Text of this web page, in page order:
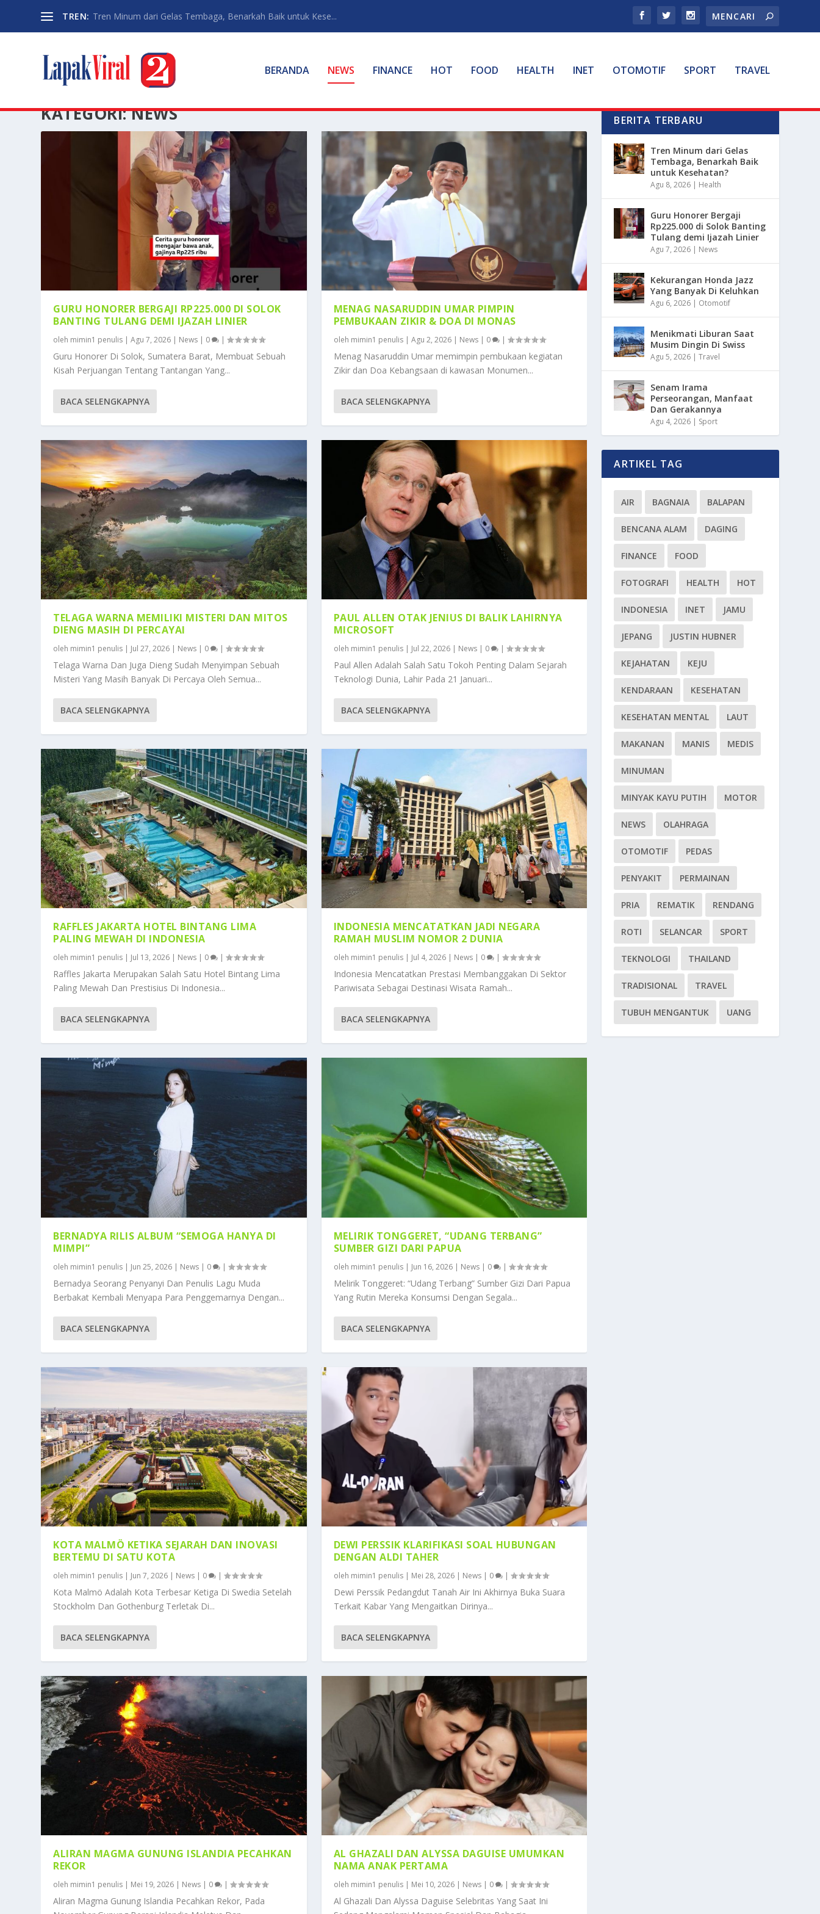
TREN: Tren Minum dari Gelas Tembaga, Benarkah Baik untuk Kese...
BERANDA NEWS FINANCE HOT FOOD HEALTH INET OTOMOTIF SPORT TRAVEL
KATEGORI:NEWS
GURU HONORER BERGAJI RP225.000 DI SOLOK
BANTING TULANG DEMI IJAZAH LINIER
oleh mimin1 penulis |Agu 7, 2026 | News | 0 |
Guru Honorer Di Solok, Sumatera Barat, Membuat Sebuah
Kisah Perjuangan Tentang Tantangan Yang...
BACA SELENGKAPNYA
TELAGA WARNA MEMILIKI MISTERI DAN MITOS
DIENG MASIH DI PERCAYAI
oleh mimin1 penulis | Jul 27, 2026 | News | 0 |
Telaga Warna Dan Juga Dieng Sudah Menyimpan Sebuah
Misteri Yang Masih Banyak Di Percaya Oleh Semua...
BACA SELENGKAPNYA
RAFFLES JAKARTA HOTEL BINTANG LIMA
PALING MEWAH DI INDONESIA
oleh mimin1 penulis | Jul 13, 2026 | News | 0 |
Raffles Jakarta Merupakan Salah Satu Hotel Bintang Lima
Paling Mewah Dan Prestisius Di Indonesia...
BACA SELENGKAPNYA
BERNADYA RILIS ALBUM “SEMOGA HANYA DI
MIMPI”
oleh mimin1 penulis | Jun 25, 2026 | News | 0 |
Bernadya Seorang Penyanyi Dan Penulis Lagu Muda
Berbakat Kembali Menyapa Para Penggemarnya Dengan...
BACA SELENGKAPNYA
KOTA MALMÖ KETIKA SEJARAH DAN INOVASI
BERTEMU DI SATU KOTA
oleh mimin1 penulis | Jun 7, 2026 | News | 0 |
Kota Malmö Adalah Kota Terbesar Ketiga Di Swedia Setelah
Stockholm Dan Gothenburg Terletak Di...
BACA SELENGKAPNYA
ALIRAN MAGMA GUNUNG ISLANDIA PECAHKAN
REKOR
oleh mimin1 penulis | Mei 19, 2026 | News | 0 |
Aliran Magma Gunung Islandia Pecahkan Rekor, Pada
MENAG NASARUDDIN UMAR PIMPIN
PEMBUKAAN ZIKIR & DOA DI MONAS
oleh mimin1 penulis| Agu 2, 2026| News| 0 |
Menag Nasaruddin Umar memimpin pembukaan kegiatan
Zikir dan Doa Kebangsaan di kawasan Monumen...
BACA SELENGKAPNYA
PAUL ALLEN OTAK JENIUS DI BALIK LAHIRNYA
MICROSOFT
oleh mimin1 penulis| Jul 22, 2026| News| 0 |
Paul Allen Adalah Salah Satu Tokoh Penting Dalam Sejarah
Teknologi Dunia, Lahir Pada 21 Januari...
BACA SELENGKAPNYA
INDONESIA MENCATATKAN JADI NEGARA
RAMAH MUSLIM NOMOR 2 DUNIA
oleh mimin1 penulis| Jul 4, 2026| News| 0 |
Indonesia Mencatatkan Prestasi Membanggakan Di Sektor
Pariwisata Sebagai Destinasi Wisata Ramah...
BACA SELENGKAPNYA
MELIRIK TONGGERET, “UDANG TERBANG”
SUMBER GIZI DARI PAPUA
oleh mimin1 penulis| Jun 16, 2026| News| 0 |
Melirik Tonggeret: “Udang Terbang” Sumber Gizi Dari Papua
Yang Rutin Mereka Konsumsi Dengan Segala...
BACA SELENGKAPNYA
DEWI PERSSIK KLARIFIKASI SOAL HUBUNGAN
DENGAN ALDI TAHER
oleh mimin1 penulis| Mei 28, 2026| News| 0 |
Dewi Perssik Pedangdut Tanah Air Ini Akhirnya Buka Suara
Terkait Kabar Yang Mengaitkan Dirinya...
BACA SELENGKAPNYA
AL GHAZALI DAN ALYSSA DAGUISE UMUMKAN
NAMA ANAK PERTAMA
oleh mimin1 penulis| Mei 10, 2026| News| 0 |
Al Ghazali Dan Alyssa Daguise Selebritas Yang Saat Ini
BERITA TERBARU
Tren Minum dari Gelas
Tembaga, Benarkah Baik
untuk Kesehatan?
Agu 8, 2026 | Health
Guru Honorer Bergaji
Rp225.000 di Solok Banting
Tulang demi Ijazah Linier
Agu 7, 2026 | News
Kekurangan Honda Jazz
Yang Banyak Di Keluhkan
Agu 6, 2026 | Otomotif
Menikmati Liburan Saat
Musim Dingin Di Swiss
Agu 5, 2026 |Travel
Senam Irama
Perseorangan, Manfaat
Dan Gerakannya
Agu 4, 2026 | Sport
ARTIKEL TAG
AIR BAGNAIA BALAPAN
BENCANA ALAM DAGING
FINANCE FOOD
FOTOGRAFI HEALTH HOT
INDONESIA INET JAMU
JEPANG JUSTIN HUBNER
KEJAHATAN KEJU
KENDARAAN KESEHATAN
KESEHATAN MENTAL LAUT
MAKANAN MANIS MEDIS
MINUMAN
MINYAK KAYU PUTIH MOTOR
NEWS OLAHRAGA
OTOMOTIF PEDAS
PENYAKIT PERMAINAN
PRIA REMATIK RENDANG
ROTI SELANCAR SPORT
TEKNOLOGI THAILAND
TRADISIONAL TRAVEL
TUBUH MENGANTUK UANG